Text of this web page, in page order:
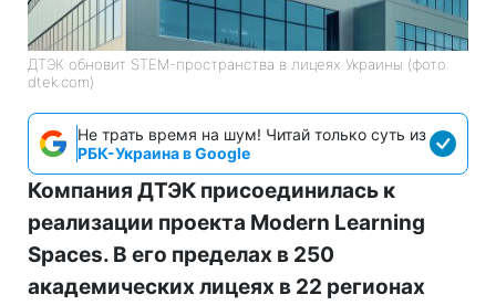
ДТЭК обновит STEM-пространства в лицеях Украины (фото:
dtek.com)
Не трать время на шум! Читай только суть из
РБК-Украина в Google
Компания ДТЭК присоединилась к
реализации проекта Modern Learning
Spaces. В его пределах в 250
академических лицеях в 22 регионах